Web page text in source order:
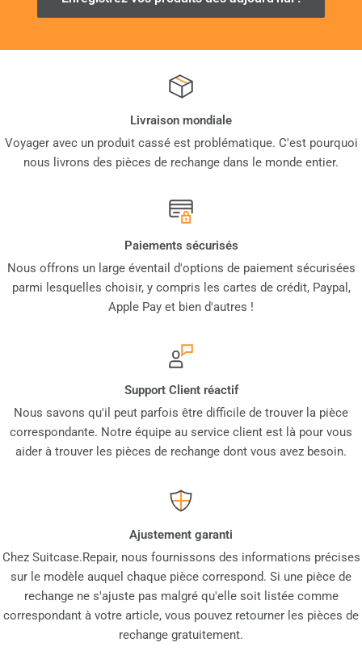
Livraison mondiale
Voyager avec un produit cassé est problématique. C'est pourquoi
nous livrons des pièces de rechange dans le monde entier.
Paiements sécurisés
Nous offrons un large éventail d'options de paiement sécurisées
parmi lesquelles choisir, y compris les cartes de crédit, Paypal,
Apple Pay et bien d'autres !
Support Client réactif
Nous savons qu'il peut parfois être difficile de trouver la pièce
correspondante. Notre équipe au service client est là pour vous
aider à trouver les pièces de rechange dont vous avez besoin.
Ajustement garanti
Chez Suitcase.Repair, nous fournissons des informations précises
sur le modèle auquel chaque pièce correspond. Si une pièce de
rechange ne s'ajuste pas malgré qu'elle soit listée comme
correspondant à votre article, vous pouvez retourner les pièces de
rechange gratuitement.